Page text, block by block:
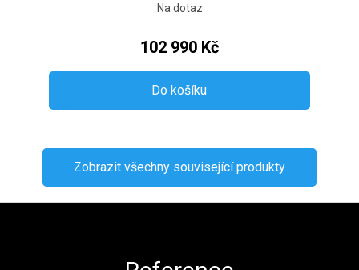
Na dotaz
102 990 Kč
Do košíku
Zobrazit všechny související produkty